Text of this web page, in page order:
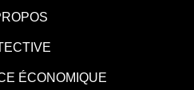
ÉCONOMIQUE